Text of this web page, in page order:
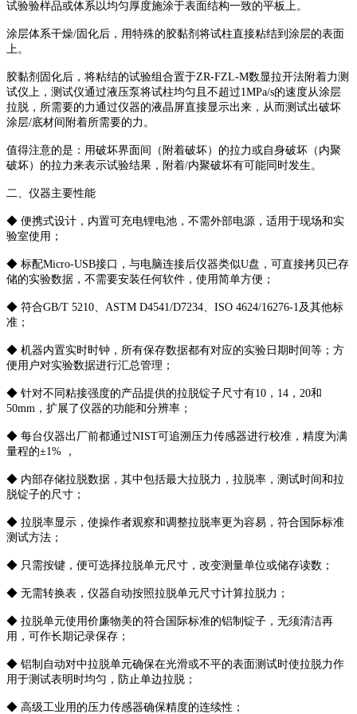
试验验样品或体系以均匀厚度施涂于表面结构一致的平板上。
涂层体系干燥/固化后，用特殊的胶黏剂将试柱直接粘结到涂层的表面
上。
胶黏剂固化后，将粘结的试验组合置于ZR-FZL-M数显拉开法附着力测
试仪上，测试仪通过液压泵将试柱均匀且不超过1MPa/s的速度从涂层
拉脱，所需要的力通过仪器的液晶屏直接显示出来，从而测试出破坏
涂层/底材间附着所需要的力。
值得注意的是：用破坏界面间（附着破坏）的拉力或自身破坏（内聚
破坏）的拉力来表示试验结果，附着/内聚破坏有可能同时发生。
二、仪器主要性能
◆ 便携式设计，内置可充电锂电池，不需外部电源，适用于现场和实
验室使用；
◆ 标配Micro-USB接口，与电脑连接后仪器类似U盘，可直接拷贝已存
储的实验数据，不需要安装任何软件，使用简单方便；
◆ 符合GB/T 5210、ASTM D4541/D7234、ISO 4624/16276-1及其他标
准；
◆ 机器内置实时时钟，所有保存数据都有对应的实验日期时间等；方
便用户对实验数据进行汇总管理；
◆ 针对不同粘接强度的产品提供的拉脱锭子尺寸有10，14，20和
50mm，扩展了仪器的功能和分辨率；
◆ 每台仪器出厂前都通过NIST可追溯压力传感器进行校准，精度为满
量程的±1% ，
◆ 内部存储拉脱数据，其中包括最大拉脱力，拉脱率，测试时间和拉
脱锭子的尺寸；
◆ 拉脱率显示，使操作者观察和调整拉脱率更为容易，符合国际标准
测试方法；
◆ 只需按键，便可选择拉脱单元尺寸，改变测量单位或储存读数；
◆ 无需转换表，仪器自动按照拉脱单元尺寸计算拉脱力；
◆ 拉脱单元使用价廉物美的符合国际标准的铝制锭子，无须清洁再
用，可作长期记录保存；
◆ 铝制自动对中拉脱单元确保在光滑或不平的表面测试时使拉脱力作
用于测试表明时均匀，防止单边拉脱；
◆ 高级工业用的压力传感器确保精度的连续性；